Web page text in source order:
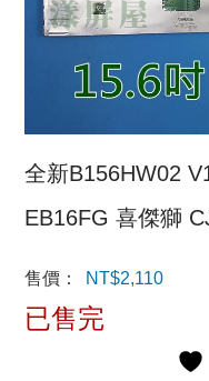
全新B156HW02
EB16FG 喜傑獅
售價： NT$2,110
已售完